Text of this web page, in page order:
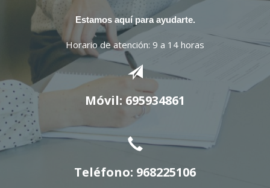
Estamos aquí para ayudarte.
Horario de atención: 9 a 14 horas
Móvil: 695934861
Teléfono: 968225106